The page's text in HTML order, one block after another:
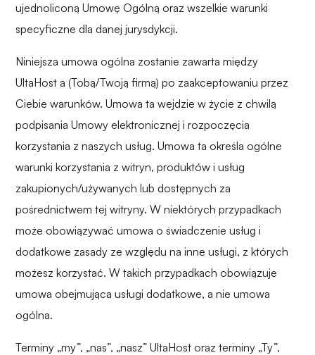
ujednoliconą Umowę Ogólną oraz wszelkie warunki
specyficzne dla danej jurysdykcji.
Niniejsza umowa ogólna zostanie zawarta między
UltaHost a (Tobą/Twoją firmą) po zaakceptowaniu przez
Ciebie warunków. Umowa ta wejdzie w życie z chwilą
podpisania Umowy elektronicznej i rozpoczęcia
korzystania z naszych usług. Umowa ta określa ogólne
warunki korzystania z witryn, produktów i usług
zakupionych/używanych lub dostępnych za
pośrednictwem tej witryny. W niektórych przypadkach
może obowiązywać umowa o świadczenie usług i
dodatkowe zasady ze względu na inne usługi, z których
możesz korzystać. W takich przypadkach obowiązuje
umowa obejmująca usługi dodatkowe, a nie umowa
ogólna.
Terminy „my”, „nas”, „nasz” UltaHost oraz terminy „Ty”,